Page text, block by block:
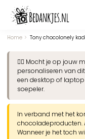
naar
navigatie
Home Tony chocolonely
👉🏽 Mocht je op
personaliseren van
een desktop of
soepeler.
In verband met het
chocoladeproducten.
Wanneer je het toch